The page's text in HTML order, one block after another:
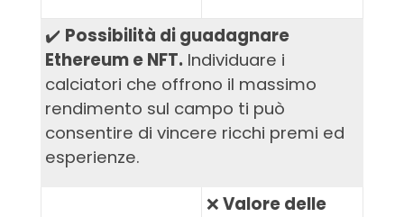
✔️ Possibilità di guadagnare
Ethereum e NFT. Individuare i
calciatori che offrono il massimo
rendimento sul campo ti può
consentire di vincere ricchi premi ed
esperienze.
❌ Valore delle